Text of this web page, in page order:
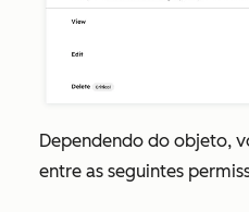
Dependendo do objeto,
entre as seguintes